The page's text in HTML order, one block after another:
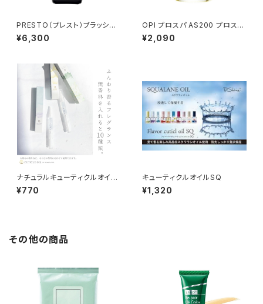
PRESTO（プレスト）ブラッシュ
オンノーワイプトップジェル 13g
➕ ブラッシュオンノーサンディ
¥6,300
OPI プロスパ AS200 プロスパ
ネイル＆キューティクルオイル
8.6mL
¥2,090
ナチュラルキューティクルオイ
ル 全10種
¥770
キューティクルオイルSQ
¥1,320
その他の商品